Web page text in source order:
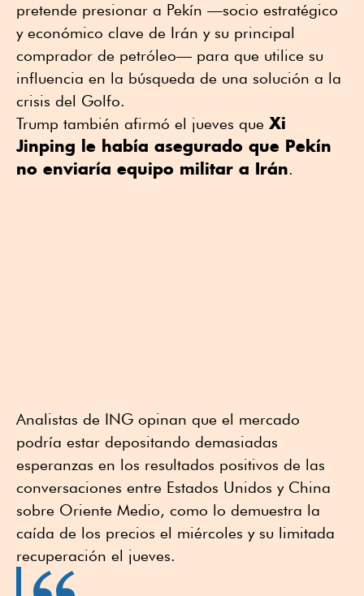
pretende presionar a Pekín —socio estratégico
y económico clave de Irán y su principal
comprador de petróleo— para que utilice su
influencia en la búsqueda de una solución a la
crisis del Golfo.
Trump también afirmó el jueves que Xi
Jinping le había asegurado que Pekín
no enviaría equipo militar a Irán.
Analistas de ING opinan que el mercado
podría estar depositando demasiadas
esperanzas en los resultados positivos de las
conversaciones entre Estados Unidos y China
sobre Oriente Medio, como lo demuestra la
caída de los precios el miércoles y su limitada
recuperación el jueves.